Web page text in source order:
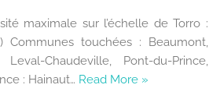
maximale sur l’échelle de Torro :
touchées : Beaumont,
Chaudeville, Pont-du-Prince,
: Hainaut… Read More »